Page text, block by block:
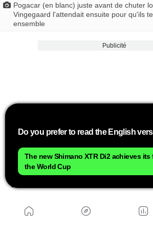
Pogacar (en blanc) juste avant de chuter
Vingegaard l'attendait ensuite pour qu'ils
ensemble
Publicité
Une autre connaissance
vélo grâce à la technique du
Do you prefer to read the English
The new Shimano XTR Di2 achieves
the World Cup